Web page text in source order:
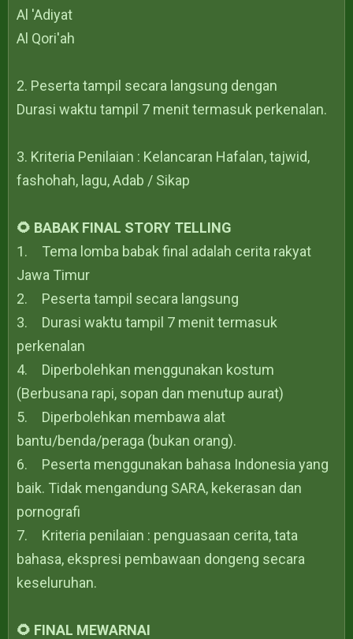
Al 'Adiyat
Al Qori'ah
2. Peserta tampil secara langsung dengan
Durasi waktu tampil 7 menit termasuk perkenalan.
3. Kriteria Penilaian : Kelancaran Hafalan, tajwid,
fashohah, lagu, Adab / Sikap
🌻 BABAK FINAL STORY TELLING
1.
Tema lomba babak final adalah cerita rakyat
Jawa Timur
2.
Peserta tampil secara langsung
3.
Durasi waktu tampil 7 menit termasuk
perkenalan
4.
Diperbolehkan menggunakan kostum
(Berbusana rapi, sopan dan menutup aurat)
5.
Diperbolehkan membawa alat
bantu/benda/peraga (bukan orang).
6.
Peserta menggunakan bahasa Indonesia yang
baik. Tidak mengandung SARA, kekerasan dan
pornografi
7.
Kriteria penilaian : penguasaan cerita, tata
bahasa, ekspresi pembawaan dongeng secara
keseluruhan.
🌻 FINAL MEWARNAI